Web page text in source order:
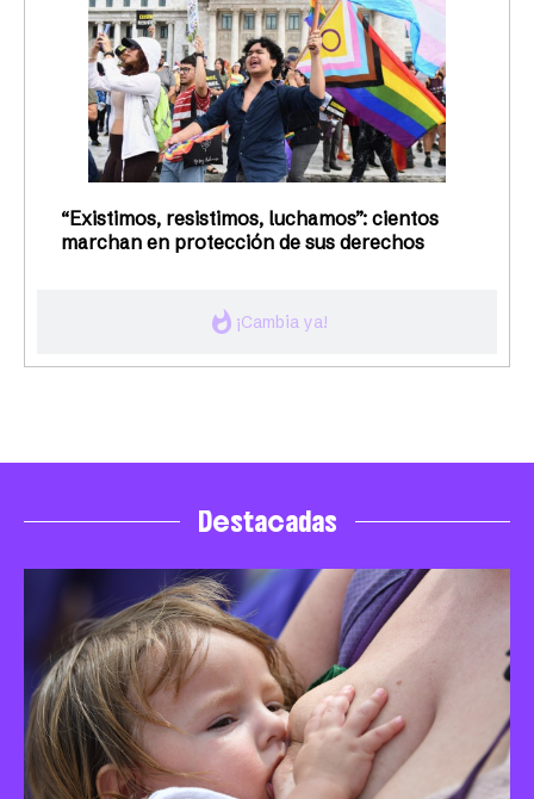
whatshot ¡Cambia ya!
“Existimos, resistimos, luchamos”: cientos
marchan en protección de sus derechos
Destacadas